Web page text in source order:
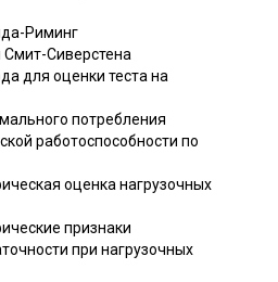
Риминг
Сиверстена
для оценки теста на
потребления
работоспособности по
оценка нагрузочных
признаки
при нагрузочных